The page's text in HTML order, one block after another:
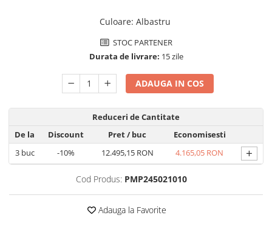
Cabluri de incarcare vehicule
Prize de incarcare vehicule
Turbine eoliene pentru casă
Acumulatori VRLA AGM/GEL /
Tractiune / LiFePo4
Baterii si acumulatori gel si VRLA
6-12 V
Baterii si acumulatori AGM VRLA
Culoare: Albastru
STOC PARTENER
Durata de livrare: 15 zile
ADAUGA IN COS
Reduceri de Cantitate
De la
Discount Pret/ buc
Economisesti
3buc -10% 12.495,15 RON 4.165,05 RON +
Cod Produs: PMP245021010
Adauga la Favorite